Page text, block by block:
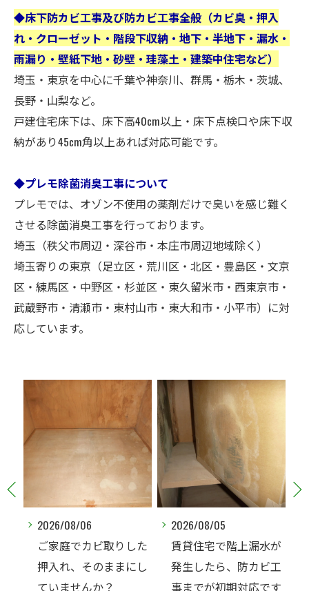
◆床下防カビ工事及び防カビ工事全般（カビ臭・押入
れ・クローゼット・階段下収納・地下・半地下・漏水・
雨漏り・壁紙下地・砂壁・珪藻土・建築中住宅など）
埼玉・東京を中心に千葉や神奈川、群馬・栃木・茨城、
長野・山梨など。
戸建住宅床下は、床下高40cm以上・床下点検口や床下収
納があり45cm角以上あれば対応可能です。
◆プレモ除菌消臭工事について
プレモでは、オゾン不使用の薬剤だけで臭いを感じ難く
させる除菌消臭工事を行っております。
埼玉（秩父市周辺・深谷市・本庄市周辺地域除く）
埼玉寄りの東京（足立区・荒川区・北区・豊島区・文京
区・練馬区・中野区・杉並区・東久留米市・西東京市・
武蔵野市・清瀬市・東村山市・東大和市・小平市）に対
応しています。
2026/08/05
賃貸住宅で階上漏水が
発生したら、防カビ工
事までが初期対応です
2026/08/05
部屋の臭いはどこまで
気になりますか？プレ
モ独自の臭気基準をご